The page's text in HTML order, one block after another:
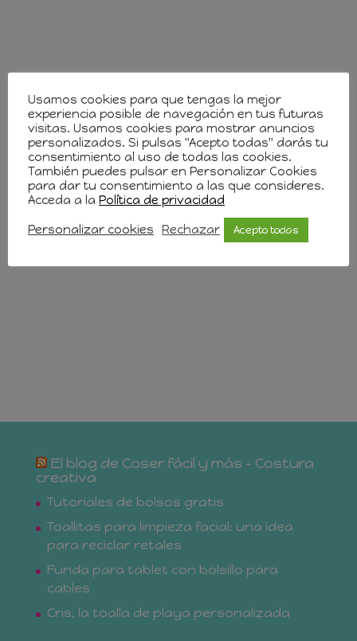
El blog de Coser fácil y más – Costura
creativa
Tutoriales de bolsos gratis
Toallitas para limpieza facial: una idea
para reciclar retales
Funda para tablet con bolsillo para
cables
Cris, la toalla de playa personalizada
Usamos cookies para que tengas la mejor
experiencia posible de navegación en tus futuras
visitas. Usamos cookies para mostrar anuncios
personalizados. Si pulsas "Acepto todas" darás tu
consentimiento al uso de todas las cookies.
También puedes pulsar en Personalizar Cookies
para dar tu consentimiento a las que consideres.
Acceda a la Política de privacidad
Personalizar cookies Rechazar Acepto todas